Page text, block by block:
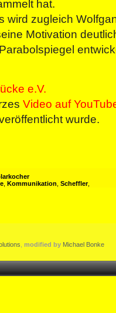
hat.
wird zugleich
Motivation
e.V.
Video auf
wurde.
Kommunikation Scheffler,
modified by Michael Bonke